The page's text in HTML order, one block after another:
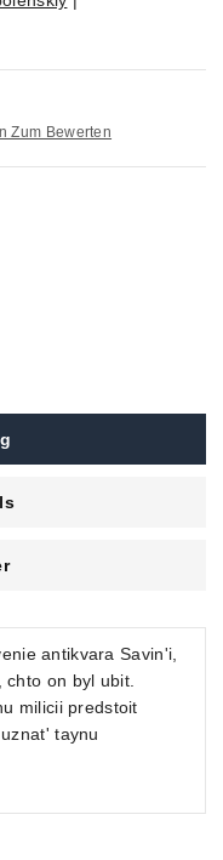
Zum Bewerten
antikvara Savin'i,
on byl ubit.
milicii predstoit
taynu